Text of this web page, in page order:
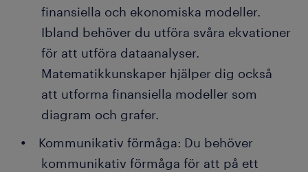
finansiella och ekonomiska modeller.
Ibland behöver du utföra svåra ekvationer
för att utföra dataanalyser.
Matematikkunskaper hjälper dig också
att utforma finansiella modeller som
diagram och grafer.
Kommunikativ förmåga: Du behöver
kommunikativ förmåga för att på ett